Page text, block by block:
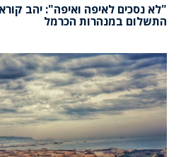
"לא נסכים לאיפה ואיפה": יהב
התשלום במנהרות הכרמל